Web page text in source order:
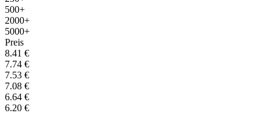
500+
2000+
5000+
Preis
8.41 €
7.74 €
7.53 €
7.08 €
6.64 €
6.20 €